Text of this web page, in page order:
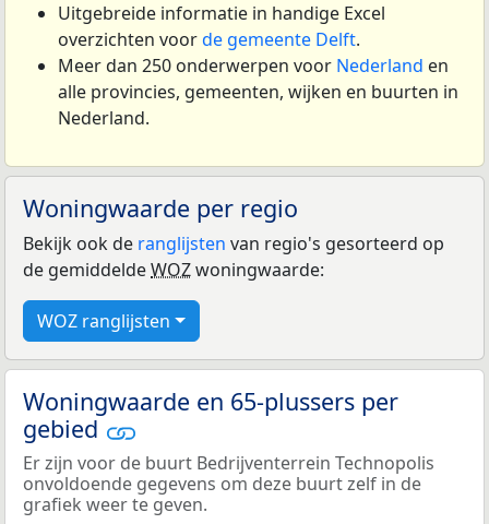
Uitgebreide informatie in handige Excel
overzichten voorde gemeente Delft.
Meer dan 250 onderwerpen voor Nederland en
alle provincies, gemeenten, wijken en buurten in
Nederland.
Woningwaarde per regio
Bekijk ook de ranglijsten van regio's gesorteerd op
de gemiddeldeWOZwoningwaarde:
WOZ ranglijsten
Woningwaarde en 65-plussers per
gebied
Er zijn voor de buurt Bedrijventerrein Technopolis
onvoldoende gegevens om deze buurt zelf in de
grafiek weer te geven.